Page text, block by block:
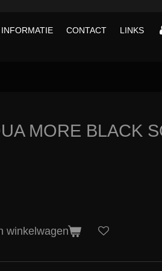
INFORMATIE CONTACT LINKS
MORE BLACK
winkelwagen